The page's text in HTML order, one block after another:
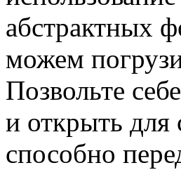
абстрактных
можем
Позвольте
и открыть для
способно